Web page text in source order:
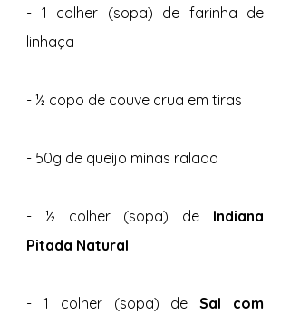
- 1 colher (sopa) de farinha de
linhaça
- ½ copo de couve crua em tiras
- 50g de queijo minas ralado
- ½ colher (sopa) de Indiana
Pitada Natural
- 1 colher (sopa) de Sal com